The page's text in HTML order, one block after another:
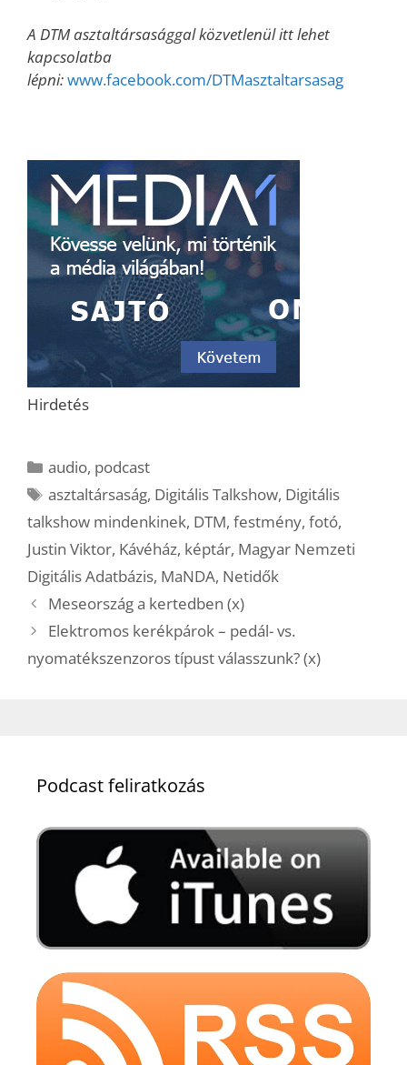
A DTM asztaltársasággal közvetlenül itt lehet
kapcsolatba
lépni:www.facebook.com/DTMasztaltarsasag
Hirdetés
Kategória
audio, podcast
Címkék
asztaltársaság, Digitális Talkshow, Digitális
talkshow mindenkinek, DTM, festmény, fotó,
Justin Viktor, Kávéház, képtár, Magyar Nemzeti
Digitális Adatbázis, MaNDA, Netidők
Meseország a kertedben (x)
Elektromos kerékpárok – pedál- vs.
nyomatékszenzoros típust válasszunk? (x)
Podcast feliratkozás